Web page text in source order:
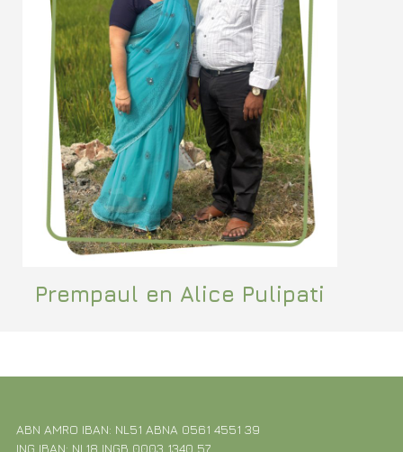
Prempaul en Alice Pulipati
ABN AMRO IBAN: NL51 ABNA 0561 4551 39
ING IBAN: NL18 INGB 0003 1340 57